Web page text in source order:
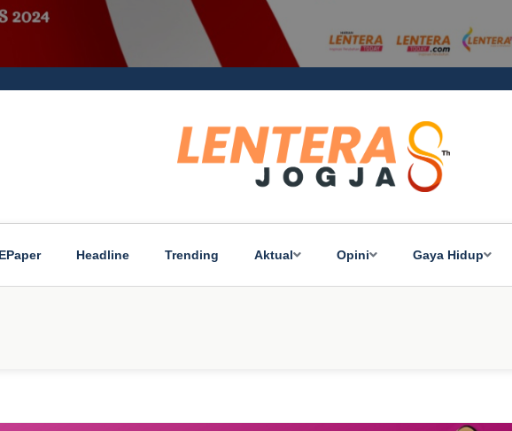
EPaper Headline Trending Aktual Opini Gaya Hidup